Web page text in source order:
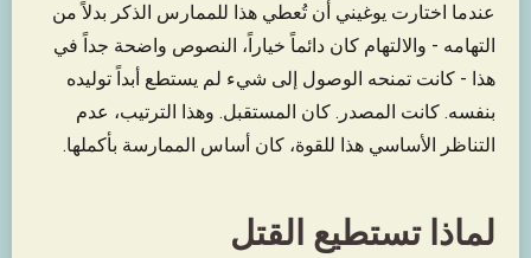
عندما اختارت يوغيني أن تُعطي هذا للممارس الذكر بدلاً من
التهامه - والالتهام كان دائماً خياراً، النصوص واضحة جداً في
هذا - كانت تمنحه الوصول إلى شيء لم يستطع أبداً توليده
بنفسه. كانت المصدر. كان المستقبل. وهذا الترتيب، عدم
التناظر الأساسي هذا للقوة، كان أساس الممارسة بأكملها.
لماذا تستطيع القتل